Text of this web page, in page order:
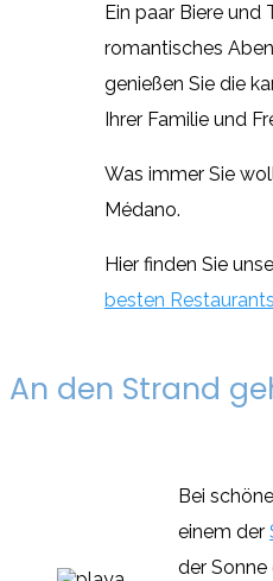
Ein paar Biere und
romantisches
genießen Sie die
Ihrer Familie und
Was immer Sie
Médano.
Hier finden Sie
besten
An den Strand
Bei
einem der
der Sonne